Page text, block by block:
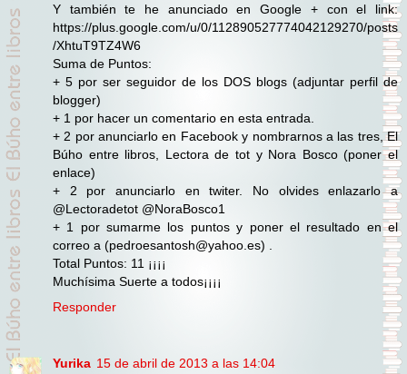
Y también te he anunciado en Google + con el link:
https://plus.google.com/u/0/112890527774042129270/posts
/XhtuT9TZ4W6
Suma de Puntos:
+ 5 por ser seguidor de los DOS blogs (adjuntar perfil de
blogger)
+ 1 por hacer un comentario en esta entrada.
+ 2 por anunciarlo en Facebook y nombrarnos a las tres, El
Búho entre libros, Lectora de tot y Nora Bosco (poner el
enlace)
+ 2 por anunciarlo en twiter. No olvides enlazarlo a
@Lectoradetot @NoraBosco1
+ 1 por sumarme los puntos y poner el resultado en el
correo a (pedroesantosh@yahoo.es) .
Total Puntos: 11 ¡¡¡¡
Muchísima Suerte a todos¡¡¡¡
Responder
Yurika 15 de abril de 2013 a las 14:04